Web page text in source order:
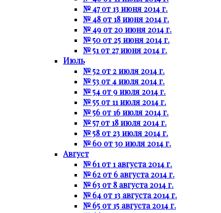
№ 47 от 13 июня 2014 г.
№ 48 от 18 июня 2014 г.
№ 49 от 20 июня 2014 г.
№ 50 от 25 июня 2014 г.
№ 51 от 27 июня 2014 г.
Июль
№ 52 от 2 июля 2014 г.
№ 53 от 4 июля 2014 г.
№ 54 от 9 июля 2014 г.
№ 55 от 11 июля 2014 г.
№ 56 от 16 июля 2014 г.
№ 57 от 18 июля 2014 г.
№ 58 от 23 июля 2014 г.
№ 60 от 30 июля 2014 г.
Август
№ 61 от 1 августа 2014 г.
№ 62 от 6 августа 2014 г.
№ 63 от 8 августа 2014 г.
№ 64 от 13 августа 2014 г.
№ 65 от 15 августа 2014 г.